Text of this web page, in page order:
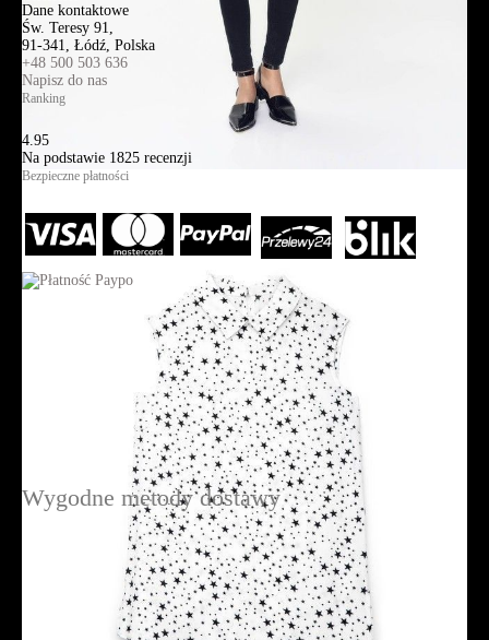
Dane kontaktowe
Św. Teresy 91,
91-341, Łódź, Polska
+48 500 503 636
Napisz do nas
Ranking
4.95
Na podstawie 1825 recenzji
Bezpieczne płatności
Wygodne metody dostawy